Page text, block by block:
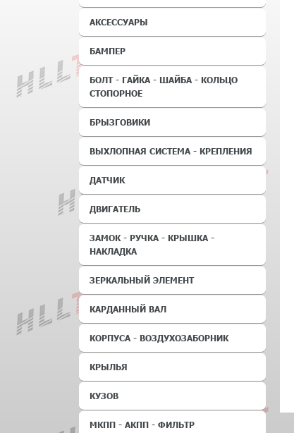
АКСЕССУАРЫ
БАМПЕР
БОЛТ - ГАЙКА - ШАЙБА - КОЛЬЦО
СТОПОРНОЕ
БРЫЗГОВИКИ
ВЫХЛОПНАЯ СИСТЕМА - КРЕПЛЕНИЯ
ДАТЧИК
ДВИГАТЕЛЬ
ЗАМОК - РУЧКА - КРЫШКА -
НАКЛАДКА
ЗЕРКАЛЬНЫЙ ЭЛЕМЕНТ
КАРДАННЫЙ ВАЛ
КОРПУСА - ВОЗДУХОЗАБОРНИК
КРЫЛЬЯ
КУЗОВ
МКПП - АКПП - ФИЛЬТР